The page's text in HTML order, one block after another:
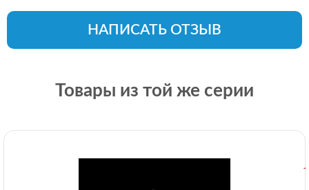
НАПИСАТЬ ОТЗЫВ
Товары из той же серии